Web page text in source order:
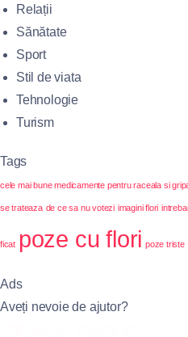
Relații
Sănătate
Sport
Stil de viata
Tehnologie
Turism
Tags
cele mai bune medicamente pentru raceala si
se trateaza de ce sa nu votezi imagini flori
ficat poze cu flori poze triste
Ads
Aveți nevoie de ajutor?